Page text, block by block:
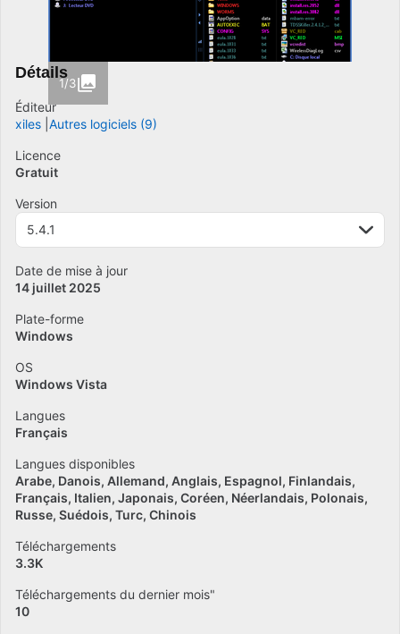
1/3
Détails
Éditeur
xiles Autres logiciels (9)
Licence
Gratuit
Version
5.4.1
Date de mise à jour
14 juillet 2025
Plate-forme
Windows
OS
Windows Vista
Langues
Français
Langues disponibles
Arabe Danois Allemand Anglais Espagnol Finlandais
Français Italien Japonais Coréen Néerlandais Polonais
Russe Suédois Turc Chinois
Téléchargements
3.3K
Téléchargements du dernier mois"
10